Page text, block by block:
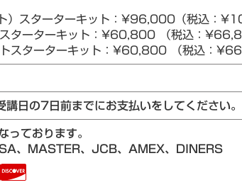
）スターターキット：¥96,000（税込：
ターターキット：¥60,800 （税込：
スターターキット：¥60,800 （税込：
日の7日前までにお支払いをしてください。
ております。
、MASTER、JCB、AMEX、DINERS